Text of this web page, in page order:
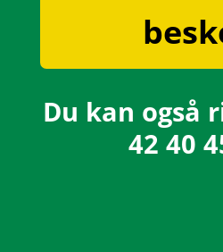
Du kan også
42 40